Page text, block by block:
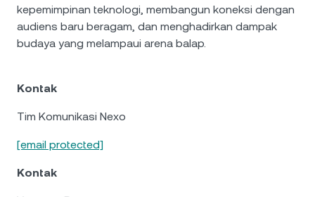
kepemimpinan teknologi, membangun koneksi dengan
audiens baru beragam, dan menghadirkan dampak
budaya yang melampaui arena balap.
Kontak
Tim Komunikasi Nexo
[email protected]
Kontak